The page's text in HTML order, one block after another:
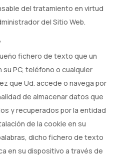
del tratamiento en virtud
del Sitio Web.
fichero de texto que un
PC, teléfono o cualquier
que Ud. accede o navega por
de almacenar datos que
y recuperados por la entidad
de la cookie en su
dicho fichero de texto
en su dispositivo a través de